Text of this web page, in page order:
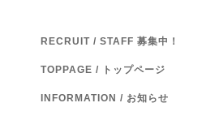
RECRUIT / STAFF 募集中！
TOPPAGE / トップページ
INFORMATION / お知らせ